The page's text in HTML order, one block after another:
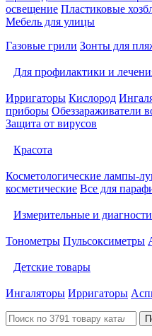
освещение Пластиковые
Мебель для улицы
Газовые грили Зонты для
Для профилактики и
Ирригаторы Кислород
приборы Обеззараживатели
Защита от вирусов
Красота
Косметологические лампы-
косметические Все для
Измерительные и
Тонометры Пульсоксиметры
Детские товары
Ингаляторы Ирригаторы